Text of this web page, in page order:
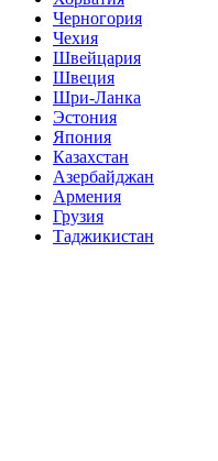
Черногория
Чехия
Швейцария
Швеция
Шри-Ланка
Эстония
Япония
Казахстан
Азербайджан
Армения
Грузия
Таджикистан